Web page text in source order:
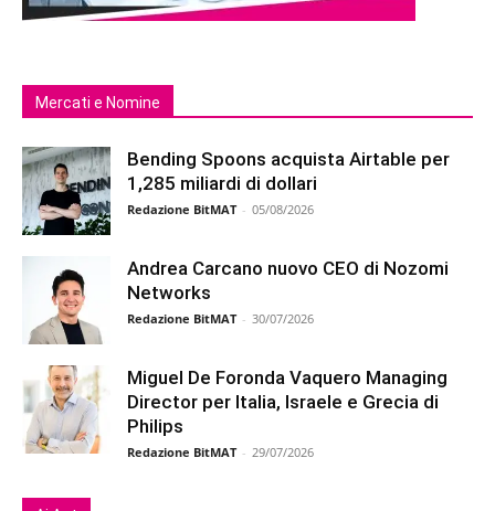
Mercati e Nomine
Bending Spoons acquista Airtable per
1,285 miliardi di dollari
Redazione BitMAT - 05/08/2026
Andrea Carcano nuovo CEO di Nozomi
Networks
Redazione BitMAT - 30/07/2026
Miguel De Foronda Vaquero Managing
Director per Italia, Israele e Grecia di
Philips
Redazione BitMAT - 29/07/2026